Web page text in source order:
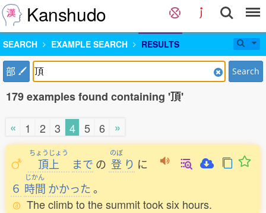
Kanshudo
SEARCH EXAMPLE SEARCH RESULTS
部 Search
179 examples found containing '頂'
« 1 2 3 4 5 6 »
ちょうじょう
頂上 まで の
のぼ
登 り に
６
じかん
時間 かかった。
The climb to the summit took six hours.